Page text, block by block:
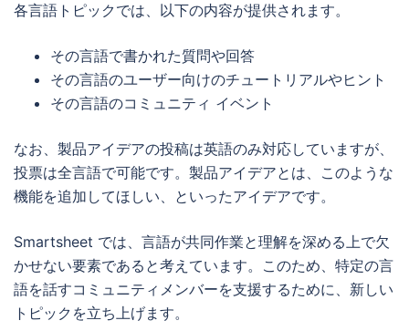
各言語トピックでは、以下の内容が提供されます。
その言語で書かれた質問や回答
その言語のユーザー向けのチュートリアルやヒント
その言語のコミュニティ イベント
なお、製品アイデアの投稿は英語のみ対応していますが、
投票は全言語で可能です。製品アイデアとは、このような
機能を追加してほしい、といったアイデアです。
Smartsheet では、言語が共同作業と理解を深める上で欠
かせない要素であると考えています。このため、特定の言
語を話すコミュニティメンバーを支援するために、新しい
トピックを立ち上げます。